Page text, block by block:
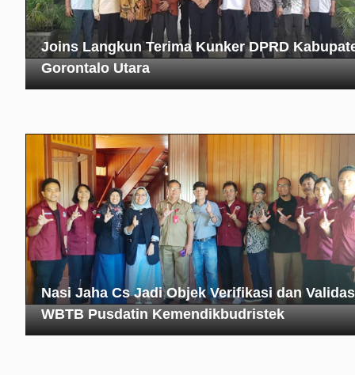
Joins Langkun Terima Kunker DPRD
Gorontalo Utara
Nasi Jaha Cs Jadi Objek Verifikasi dan
WBTB Pusdatin Kemendikbudristek